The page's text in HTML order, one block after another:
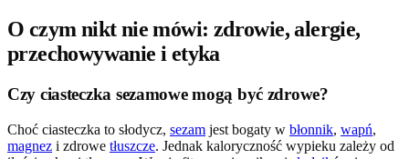
O czym nikt nie mówi: zdrowie, alergie,
przechowywanie i etyka
Czy ciasteczka sezamowe mogą być zdrowe?
Choć ciasteczka to słodycz, sezam jest bogaty w błonnik, wapń,
magnez i zdrowe tłuszcze. Jednak kaloryczność wypieku zależy od